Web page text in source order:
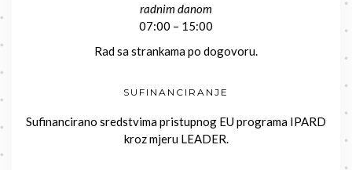
radnim danom
07:00 – 15:00
Rad sa strankama po dogovoru.
SUFINANCIRANJE
Sufinancirano sredstvima pristupnog EU programa IPARD
kroz mjeru LEADER.